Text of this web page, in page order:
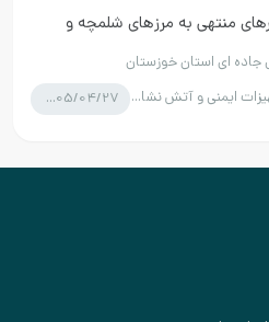
منتهی به مرزهای شلمچه و
جاده ای استان خوزستان
تجهیزات ایمنی و آتش نشانی 1405/04/27